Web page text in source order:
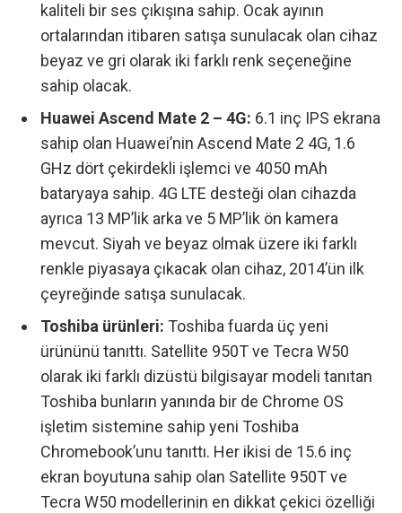
kaliteli bir ses çıkışına sahip. Ocak ayının
ortalarından itibaren satışa sunulacak olan cihaz
beyaz ve gri olarak iki farklı renk seçeneğine
sahip olacak.
Huawei Ascend Mate 2 – 4G: 6.1 inç IPS ekrana
sahip olan Huawei’nin Ascend Mate 2 4G, 1.6
GHz dört çekirdekli işlemci ve 4050 mAh
bataryaya sahip. 4G LTE desteği olan cihazda
ayrıca 13 MP’lik arka ve 5 MP’lik ön kamera
mevcut. Siyah ve beyaz olmak üzere iki farklı
renkle piyasaya çıkacak olan cihaz, 2014’ün ilk
çeyreğinde satışa sunulacak.
Toshiba ürünleri: Toshiba fuarda üç yeni
ürününü tanıttı. Satellite 950T ve Tecra W50
olarak iki farklı dizüstü bilgisayar modeli tanıtan
Toshiba bunların yanında bir de Chrome OS
işletim sistemine sahip yeni Toshiba
Chromebook’unu tanıttı. Her ikisi de 15.6 inç
ekran boyutuna sahip olan Satellite 950T ve
Tecra W50 modellerinin en dikkat çekici özelliği